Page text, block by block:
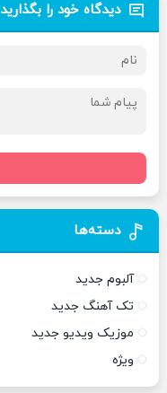
دیدگاه خود را بگذارید
دسته‌ها
آلبوم جدید
تک آهنگ جدید
موزیک ویدیو جدید
ویژه